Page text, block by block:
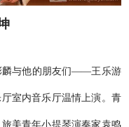
麟与他的朋友们——王乐游
室内音乐厅温情上演。青
美青年小提琴演奏家袁鸣